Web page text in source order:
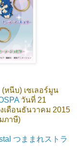
หนีบ) เซเลอร์มูน
วันที่ 21
เดือนธันวาคม 2015
ภาษี)
つままれストラ